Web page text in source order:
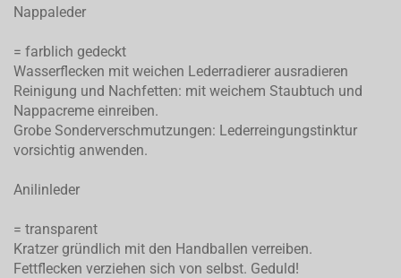
Nappaleder
= farblich gedeckt
Wasserflecken mit weichen Lederradierer ausradieren
Reinigung und Nachfetten: mit weichem Staubtuch und
Nappacreme einreiben.
Grobe Sonderverschmutzungen: Lederreingungstinktur
vorsichtig anwenden.
Anilinleder
= transparent
Kratzer gründlich mit den Handballen verreiben.
Fettflecken verziehen sich von selbst. Geduld!